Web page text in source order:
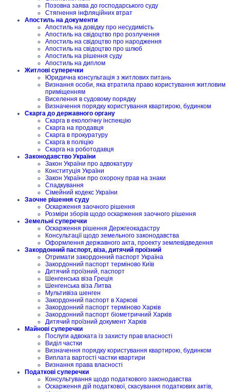
Позовна заява до господарського суду
Стягнення інфляційних втрат
Апостиль на документи
Апостиль на довідку про несудимість
Апостиль на свідоцтво про розлучення
Апостиль на свідоцтво про народження
Апостиль на свідоцтво про шлюб
Апостиль на рішення суду
Апостиль на диплом
Житлові суперечки
Юридична консультація з житлових питань
Визнання особи, яка втратила право користування житловим
приміщенням
Виселення в судовому порядку
Визначення порядку користування квартирою, будинком
Скарга до державного органу
Скарга в екологічну інспекцію
Скарга на продавця
Скарга в прокуратуру
Скарга в поліцію
Скарга на роботодавця
Законодавство України
Закон України про адвокатуру
Конституція України
Закон України про охорону прав на знаки
Спадкування
Сімейний кодекс України
Заочне рішення суду
Оскарження заочного рішення
Розміри зборів щодо оскарження заочного рішення
Земельні суперечки
Оскарження рішення Держгеокадастру
Консультації щодо земельного законодавства
Оформлення державного акта, проекту землевідведення
Закордонний паспорт, віза, дитячий проїзний
Отримати закордонний паспорт Україна
Закордонний паспорт терміново Київ
Дитячий проїзний, паспорт
Шенгенська віза Греція
Шенгенська віза Литва
Мультивіза шенген
Закордонний паспорт в Харкові
Закордонний паспорт терміново Харків
Закордонний паспорт біометричний Харків
Дитячий проїзний документ Харків
Майнові суперечки
Послуги адвоката із захисту прав власності
Виділ частки
Визначення порядку користування квартирою, будинком
Виплата вартості частки квартири
Визнання права власності
Податкові суперечки
Консультування щодо податкового законодавства
Оскарження дій податкової, скасування податкових актів,